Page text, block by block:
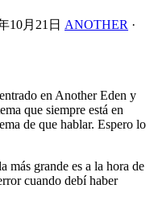
10月21日 ANOTHER ·
en Another Eden y
que siempre está en
de que hablar. Espero lo
más grande es a la hora de
cuando debí haber